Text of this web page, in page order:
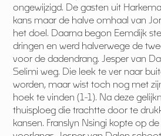
ongewijzigd. De gasten uit
kans maar de halve omhaal van
het doel. Daarna begon Eemdijk
dringen en werd halverwege de
voor de dadendrang. Jesper van
Selimi weg. Die leek te ver naar
worden, maar wist toch nog met
hoek te vinden (1-1). Na deze
thuisploeg die trachtte door te
kansen. Franslyn Nsingi kopte op